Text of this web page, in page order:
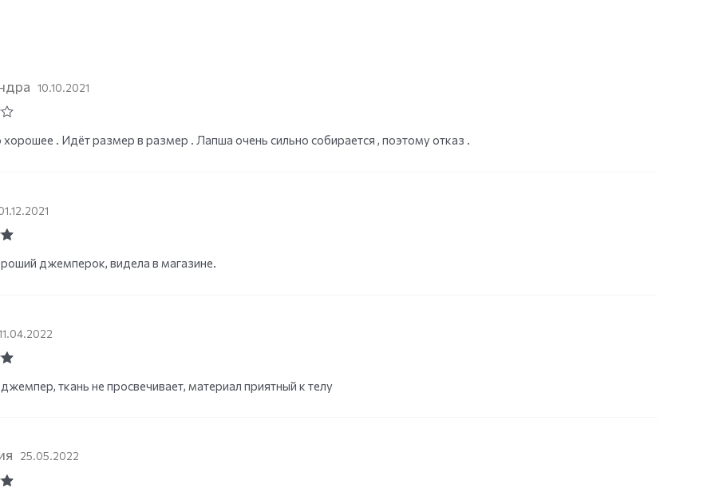
10.10.2021
хорошее . Идёт размер в размер . Лапша очень сильно собирается , поэтому отказ .
джемперок, видела в магазине.
ткань не просвечивает, материал приятный к телу
25.05.2022